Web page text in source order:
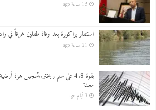
15 ساعة ago
استنفار بزاكورة بعد وفاة طفلين غرقاً في
21 ساعة ago
بقوة 4.8 على سلم ريختر..تسجيل هزة
معلنة
3 أيام ago